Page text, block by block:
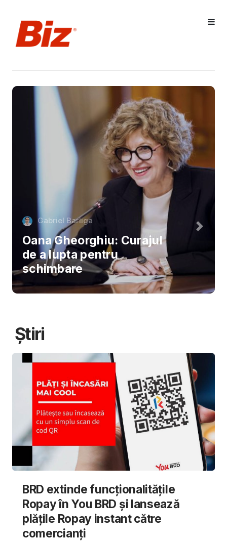
Gabriel Barliga
Oana Gheorghiu: Curajul
de a lupta pentru
schimbare
Știri
BRD extinde funcționalitățile
Ropay în You BRD și lansează
plățile Ropay instant către
comercianți